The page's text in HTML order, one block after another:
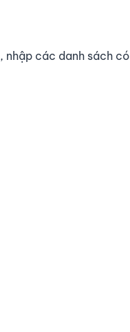
, nhập các danh sách có